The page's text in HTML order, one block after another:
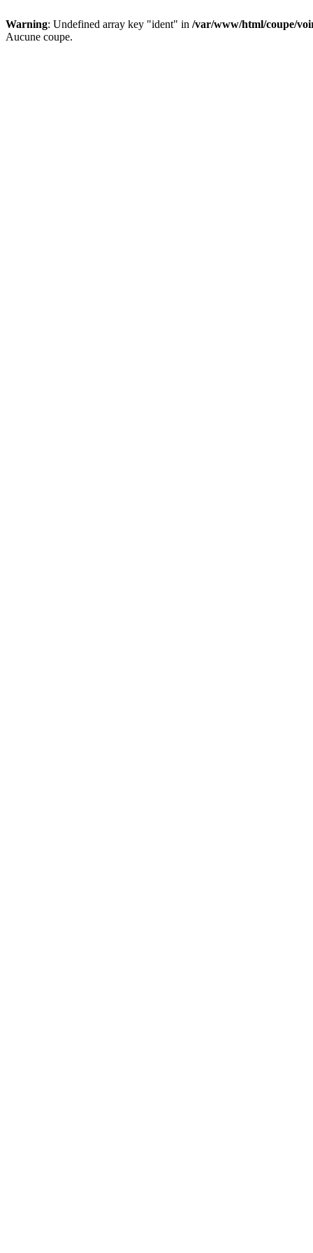
Warning: Undefined array key "ident" in /var/www/html/coupe/
Aucune coupe.